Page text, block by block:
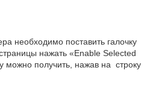
необходимо поставить галочку
нажать «Enable Selected
можно получить, нажав на строку